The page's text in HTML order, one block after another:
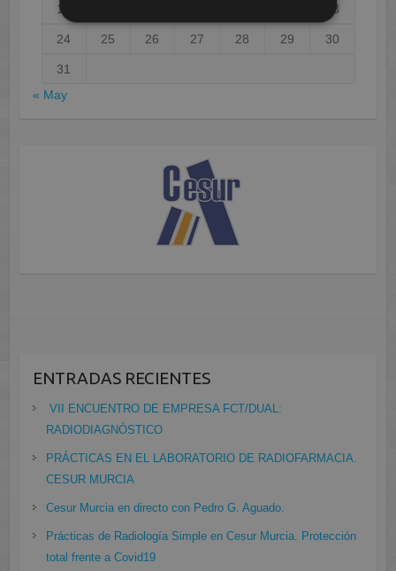
17 23
24 25 26 27 28 29 30
31
« May
ENTRADAS RECIENTES
VII ENCUENTRO DE EMPRESA FCT/DUAL:
RADIODIAGNÓSTICO
PRÁCTICAS EN EL LABORATORIO DE RADIOFARMACIA.
CESUR MURCIA
Cesur Murcia en directo con Pedro G. Aguado.
Prácticas de Radiología Simple en Cesur Murcia. Protección
total frente a Covid19